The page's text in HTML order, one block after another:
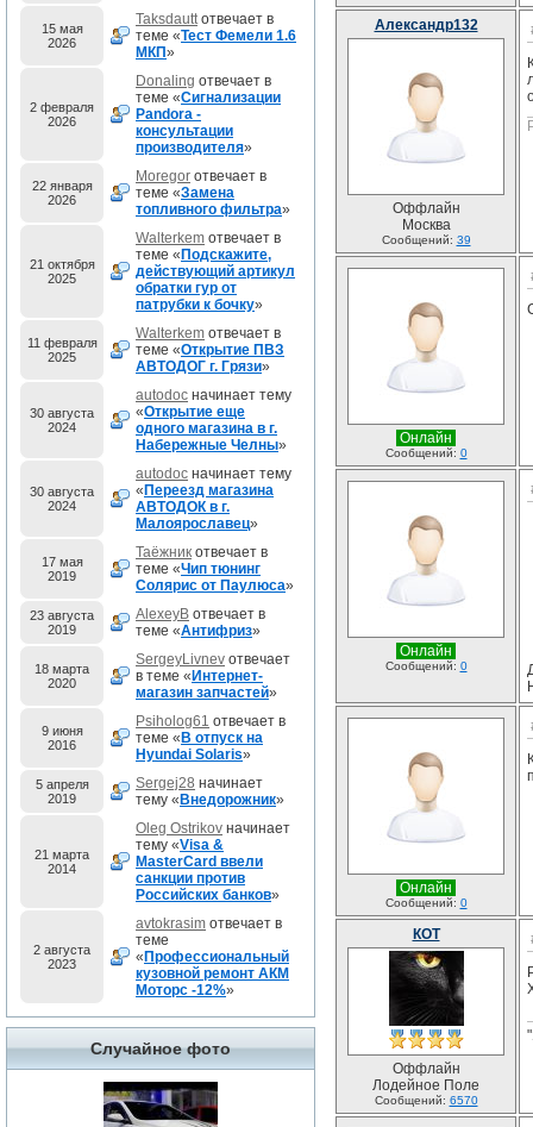
15 мая
2026
Taksdauttотвечает в
теме «Тест Фемели 1.6
МКП»
2 февраля
2026
Donaling отвечает в
теме «Сигнализации
Pandora -
консультации
производителя»
22 января
2026
Moregor отвечает в
теме «Замена
топливного фильтра»
21 октября
2025
Walterkem отвечает в
теме « Подскажите,
действующий артикул
обратки гур от
патрубки к бочку»
11 февраля
2025
Walterkem отвечает в
теме «Открытие ПВЗ
АВТОДОГ г. Грязи»
30 августа
2024
autodoc начинает тему
«Открытие еще
одного магазина в г.
Набережные Челны»
30 августа
2024
autodoc начинает тему
« Переезд магазина
АВТОДОК в г.
Малоярославец»
17 мая
2019
Таёжник отвечает в
теме «Чип тюнинг
Солярис от Паулюса»
23 августа
2019
AlexeyB отвечает в
теме «Антифриз»
18 марта
2020
SergeyLivnev отвечает
в теме « Интернет-
магазин запчастей»
9 июня
2016
Psiholog61 отвечает в
теме « В отпуск на
Hyundai Solaris»
5 апреля
2019
Sergej28 начинает
тему « Внедорожник»
21 марта
2014
Oleg Ostrikov начинает
тему «Visa &
MasterCard ввели
санкции против
Российских банков»
2 августа
2023
avtokrasim отвечает в
теме
« Профессиональный
кузовной ремонт АКМ
Моторс -12%»
Случайное фото
Александр132
Оффлайн
Москва
Сообщений: 39
Онлайн
Сообщений: 0
Онлайн
Сообщений: 0
Онлайн
Сообщений: 0
КОТ
Оффлайн
Лодейное Поле
Сообщений: 6570